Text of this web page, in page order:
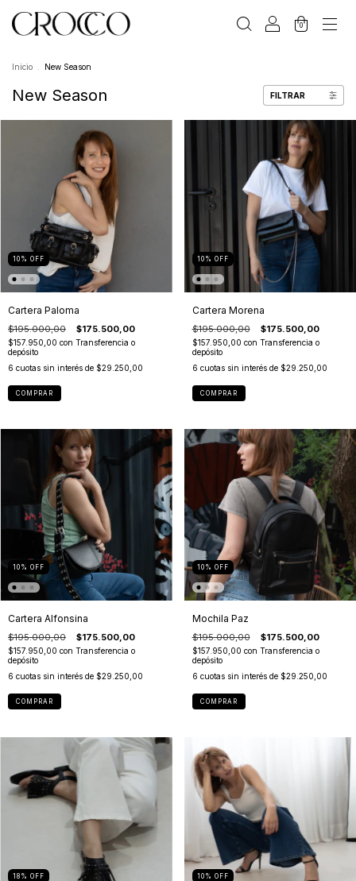
0
Inicio New Season
New Season FILTRAR
10 % OFF
Cartera Paloma
$195.000,00 $175.500,00
$157.950,00 con Transferencia o
depósito
6 cuotas sin interés de $29.250,00
COMPRAR
10 % OFF
Cartera Morena
$195.000,00 $175.500,00
$157.950,00 con Transferencia o
depósito
6 cuotas sin interés de $29.250,00
COMPRAR
10 % OFF
Cartera Alfonsina
$195.000,00 $175.500,00
$157.950,00 con Transferencia o
depósito
6 cuotas sin interés de $29.250,00
COMPRAR
10 % OFF
Mochila Paz
$195.000,00 $175.500,00
$157.950,00 con Transferencia o
depósito
6 cuotas sin interés de $29.250,00
COMPRAR
18 % OFF 10 % OFF